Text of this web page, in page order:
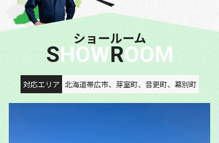
ショールーム
SHOW ROOM
対応エリア 北海道帯広市、芽室町、音更町、幕別町